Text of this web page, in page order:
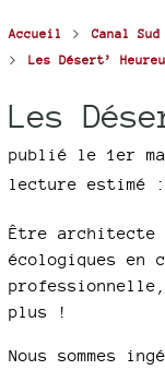
Accueil > Canal
> Les Désert’
Les
publié le 1er
lecture estimé
Être architecte
écologiques
plus !
Nous sommes